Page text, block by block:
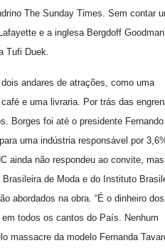
The Sunday Times. Sem contar
e a inglesa Bergdoff
Tufi Duek.
andares de atrações, como uma
e uma livraria. Por trás das
Borges foi até o presidente Fernando
uma indústria responsável por
ainda não respondeu ao convite, mas
de Moda e do Instituto
abordados na obra. “É o dinheiro dos
todos os cantos do País. Nenhum
massacre da modelo Fernanda